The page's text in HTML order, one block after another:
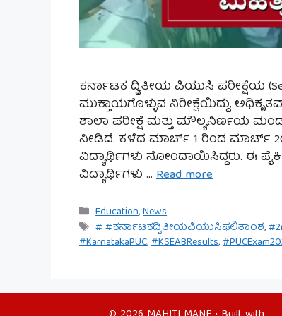
ಕರ್ನಾಟಕ ದ್ವಿತೀಯ ಪಿಯುಸಿ ಪರೀಕ್ಷೆಯ
ಮುಕ್ತಾಯಗೊಳ್ಳುವ ನಿರೀಕ್ಷೆಯಿದ್ದು,
ಶಾಲಾ ಪರೀಕ್ಷೆ ಮತ್ತು ಮೌಲ್ಯನಿರ್ಣಯ
ನೀಡಿದೆ. ಕಳೆದ ಮಾರ್ಚ್ 1 ರಿಂದ ಮಾರ್ಚ್
ವಿದ್ಯಾರ್ಥಿಗಳು ನೋಂದಾಯಿಸಿದ್ದರು. ಈ ಪೈಕಿ
ವಿದ್ಯಾರ್ಥಿಗಳು … Read more
Categories
Education,News
Tags
# #ಕರ್ನಾಟಕದ್ವಿತೀಯಪಿಯುಸಿಫಲಿತಾಂಶ,
#KarnatakaPUC,#KSEABResults,